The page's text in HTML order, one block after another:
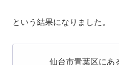
という結果になりました。
仙台市青葉区にあ